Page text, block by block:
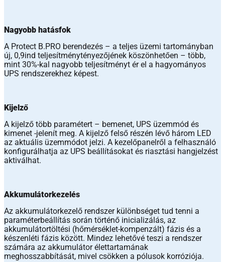
Nagyobb hatásfok
A Protect B.PRO berendezés – a teljes üzemi tartományban
új, 0,9ind teljesítménytényezőjének köszönhetően – több,
mint 30%-kal nagyobb teljesítményt ér el a hagyományos
UPS rendszerekhez képest.
Kijelző
A kijelző több paramétert – bemenet, UPS üzemmód és
kimenet -jelenít meg. A kijelző felső részén lévő három LED
az aktuális üzemmódot jelzi. A kezelőpanelről a felhasználó
konfigurálhatja az UPS beállításokat és riasztási hangjelzést
aktiválhat.
Akkumulátorkezelés
Az akkumulátorkezelő rendszer különbséget tud tenni a
paraméterbeállítás során történő inicializálás, az
akkumulátortöltési (hőmérséklet-kompenzált) fázis és a
készenléti fázis között. Mindez lehetővé teszi a rendszer
számára az akkumulátor élettartamának
meghosszabbítását, mivel csökken a pólusok korróziója.